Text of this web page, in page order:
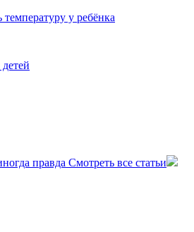
у ребёнка
правда Смотреть все статьи